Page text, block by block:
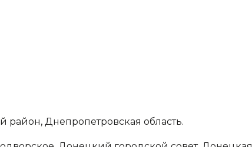
район, Днепропетровская область.